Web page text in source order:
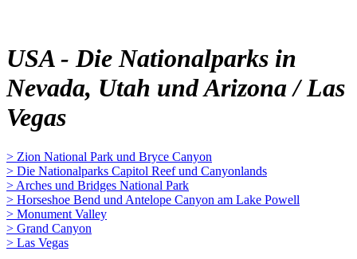
USA - Die Nationalparks in
Nevada, Utah und Arizona / Las
Vegas
> Zion National Park und Bryce Canyon
> Die Nationalparks Capitol Reef und Canyonlands
> Arches und Bridges National Park
> Horseshoe Bend und Antelope Canyon am Lake Powell
> Monument Valley
> Grand Canyon
> Las Vegas